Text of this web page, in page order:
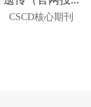
CSCD核心期刊